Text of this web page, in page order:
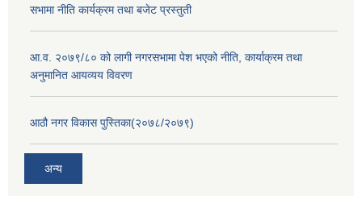
सभामा नीति कार्यक्रम तथा बजेट प्रस्तुती
आ.व. २०७९/८० को लागी नगरसभामा पेश भएको नीति, कार्याक्रम तथा
अनुमानित आयव्यय विवरण
आठौ नगर विकास पुस्तिका(२०७८/२०७९)
अन्य